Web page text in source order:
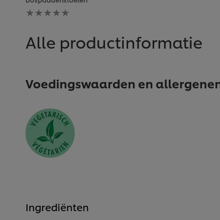
Geen
beoordelingen
voor
deze
Alle productinformatie
Voedingswaarden en
Ingrediënten